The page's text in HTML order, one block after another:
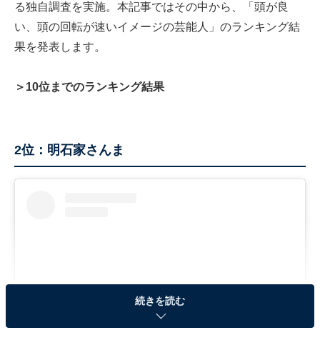
る独自調査を実施。本記事ではその中から、「頭が良
い、頭の回転が速いイメージの芸能人」のランキング結
果を発表します。
＞10位までのランキング結果
2位：明石家さんま
続きを読む